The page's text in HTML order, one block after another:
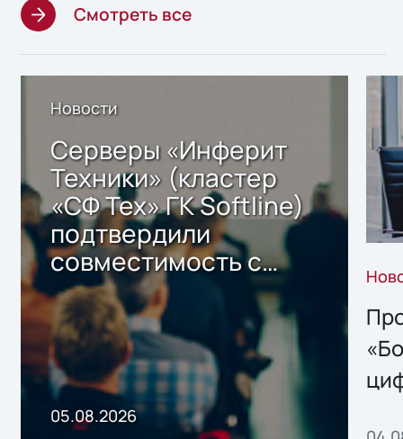
Смотреть все
Новости
Серверы «Инферит
Техники» (кластер
«СФ Тех» ГК Softline)
подтвердили
совместимость с
решением Sharx
Storage 2.x для
хранения данных
05.08.2026